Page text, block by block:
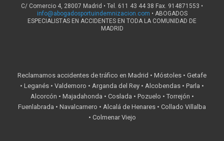
C/ Comercio 4, 28007 Madrid • Tel. 611 43 44 38 Fax. 914871553 •
info@abogadosportuindemnizacion.com • ABOGADOS
ESPECIALISTAS EN ACCIDENTES EN TODA LA COMUNIDAD DE
MADRID
Reclamamos accidentes de tráfico en Madrid • Móstoles • Getafe
• Leganés • Valdemoro • Arganda del Rey • Alcobendas • Parla •
Alcorcón • Majadahonda • Coslada • Pozuelo • Torrejón •
Fuenlabrada • Navalcarnero • Alcalá de Henares • Collado Villalba
• Colmenar Viejo